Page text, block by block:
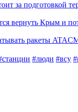
за подготовкой
вернуть Крым и
ракеты
#люди #всу